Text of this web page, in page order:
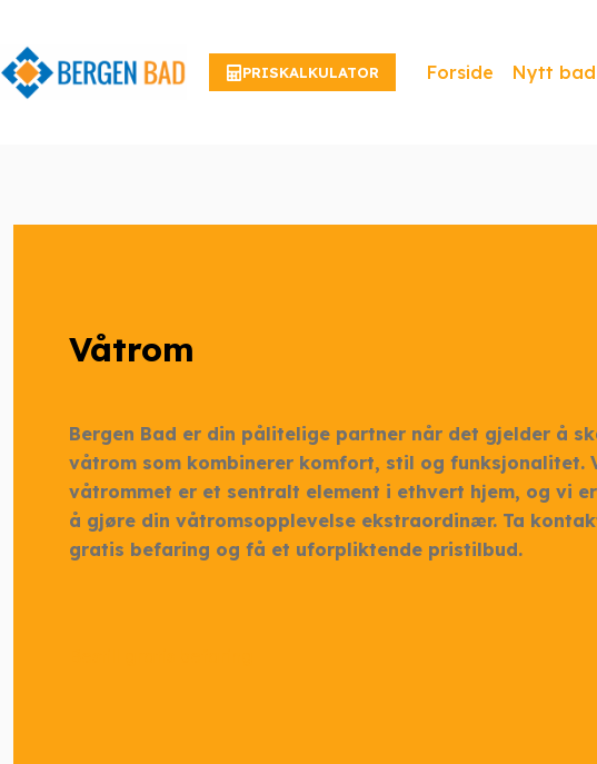
innholdet
PRISKALKULATOR Forside Nytt bad
Våtrom
Bergen Bad er din pålitelige partner når det gjelder å
våtrom som kombinerer komfort, stil og funksjonalitet.
våtrommet er et sentralt element i ethvert hjem, og vi
å gjøre din våtromsopplevelse ekstraordinær. Ta
gratis befaring og få et uforpliktende pristilbud.